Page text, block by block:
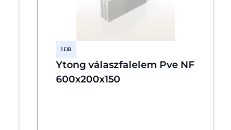
1 DB
Ytong válaszfalelem Pve NF
600x200x150